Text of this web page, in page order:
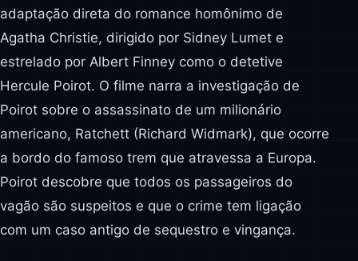
adaptação direta do romance homônimo de
Agatha Christie, dirigido por Sidney Lumet e
estrelado por Albert Finney como o detetive
Hercule Poirot. O filme narra a investigação de
Poirot sobre o assassinato de um milionário
americano, Ratchett (Richard Widmark), que ocorre
a bordo do famoso trem que atravessa a Europa.
Poirot descobre que todos os passageiros do
vagão são suspeitos e que o crime tem ligação
com um caso antigo de sequestro e vingança.